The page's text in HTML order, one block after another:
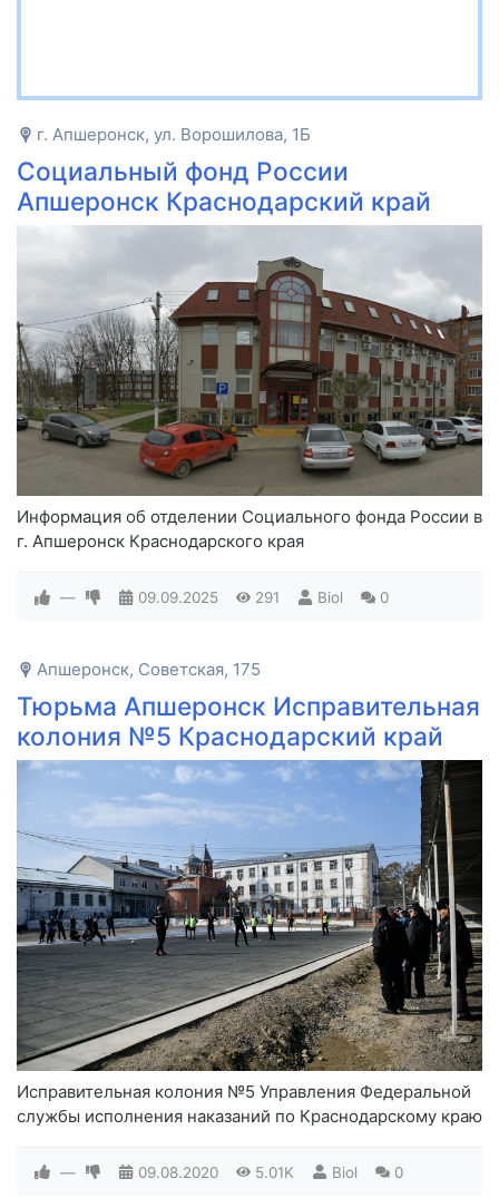
г. Апшеронск, ул. Ворошилова, 1Б
Социальный фонд России
Апшеронск Краснодарский край
Информация об отделении Социального фонда России в
г. Апшеронск Краснодарского края
— 09.09.2025 291 Biol 0
Апшеронск, Советская, 175
Тюрьма Апшеронск Исправительная
колония №5 Краснодарский край
Исправительная колония №5 Управления Федеральной
службы исполнения наказаний по Краснодарскому краю
— 09.08.2020 5.01K Biol 0